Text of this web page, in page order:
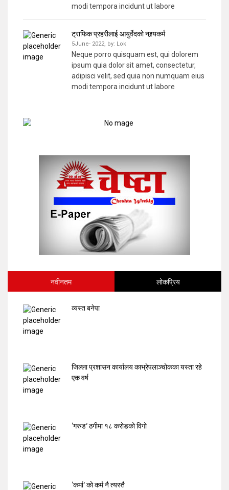
modi tempora incidunt ut labore
ट्राफिक प्रहरीलाई आयुर्वेदको नश्र्यकर्म
5June- 2022, by: Lok
Neque porro quisquam est, qui dolorem
ipsum quia dolor sit amet, consectetur,
adipisci velit, sed quia non numquam eius
modi tempora incidunt ut labore
नवीनतम लोकप्रिय
व्यस्त बनेपा
जिल्ला प्रशासन कार्यालय काभ्रेपलाञ्चोकका यस्ता रहे
एक वर्ष
‘गरुड’ ठगीमा १८ करोडको विगो
‘कर्मा’ को कर्म नै त्यस्तै